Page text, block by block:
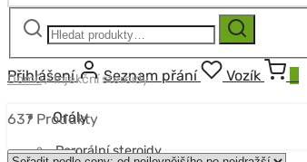
Hledat: Hledat
Přihlášení Seznam přání Vozík
Orály
Perorální steroidy
Domů/Injekční steroidy
637 Produkty